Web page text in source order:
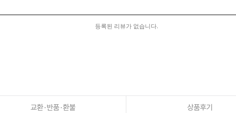
등록된 리뷰가 없습니다.
교환·반품·환불 상품후기